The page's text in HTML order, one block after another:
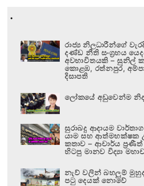
.
රාජ්‍ය නිලධාරීන්ගේ
දණ්ඩ නීති සංග්‍රහය
අවභාවිතයකි – සුනිල්
කොළඹ, රත්නපුර,
දිසාපති
ලෝකයේ අඩුවෙන්ම
සුරාබදු ආදායම
යාම සහ ආත්මභක්ෂක
කතාව – ආචාර්ය
හිටපු මානව විද්‍යා
නැව් වලින් බහලුම්
පටු දෙයක් නොවේ